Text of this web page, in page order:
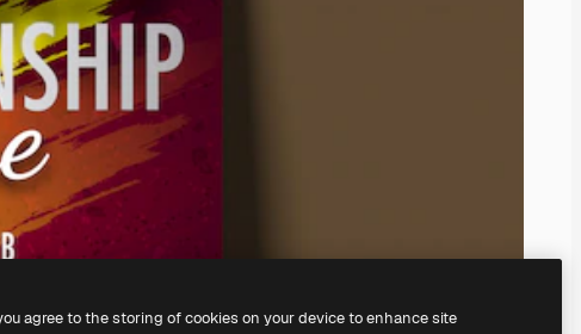
agree to the storing of cookies on your device to enhance site